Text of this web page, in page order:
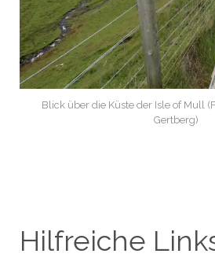
Blick über die Küste der Isle of Mull
Gertberg)
Hilfreiche